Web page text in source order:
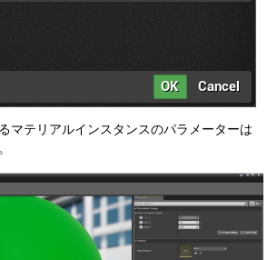
マテリアルインスタンスのパラメーターは